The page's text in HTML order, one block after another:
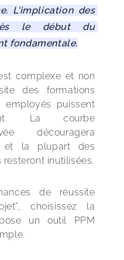
L'implication des
le début du
fondamentale.
complexe et non
des formations
employés puissent
La courbe
découragera
et la plupart des
inutilisées.
de réussite
choisissez la
un outil PPM